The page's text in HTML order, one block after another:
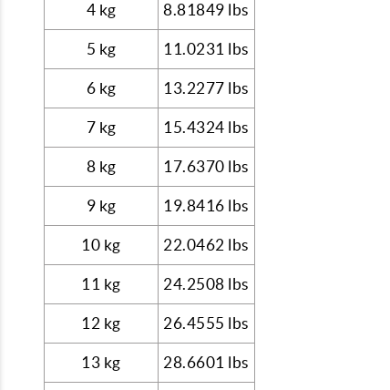
4 kg 8.81849 lbs
5 kg 11.0231 lbs
6 kg 13.2277 lbs
7 kg 15.4324 lbs
8 kg 17.6370 lbs
9 kg 19.8416 lbs
10 kg 22.0462 lbs
11 kg 24.2508 lbs
12 kg 26.4555 lbs
13 kg 28.6601 lbs